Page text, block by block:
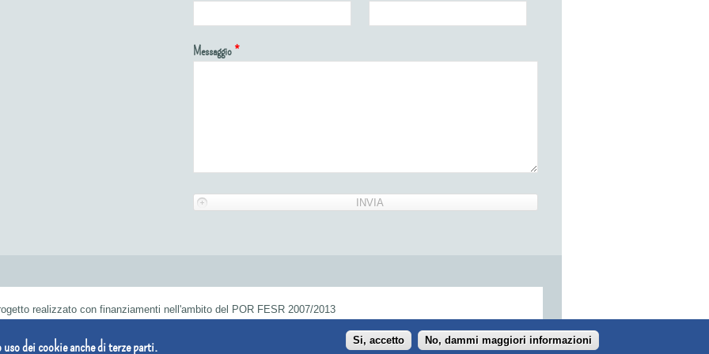
Messaggio *
realizzato con finanziamenti nell'ambito del POR FESR 2007/2013
Unipersonale | Company info | P.IVA 03645630041 |
dei cookie anche di terze parti. Si, accetto No, dammi maggiori informazioni